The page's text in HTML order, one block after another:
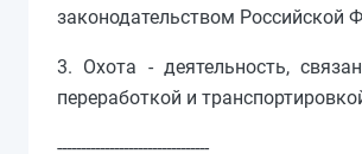
законодательством Российской
3. Охота - деятельность,
переработкой и
--------------------------------